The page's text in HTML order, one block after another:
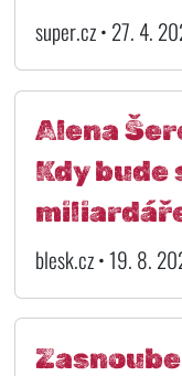
super.cz • 27. 4.
Alena
Kdy bude
blesk.cz • 19. 8.